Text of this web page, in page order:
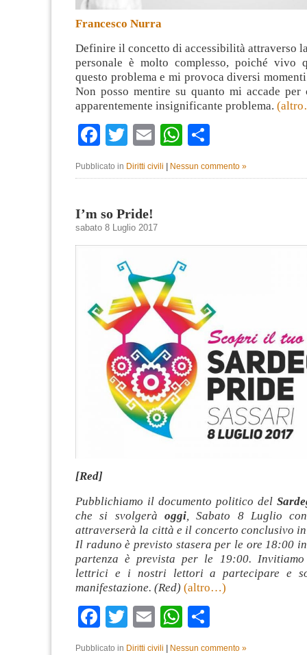
Francesco Nurra
Definire il concetto di accessibilità attraverso
personale è molto complesso, poiché vivo
questo problema e mi provoca diversi
Non posso mentire su quanto mi accade per
apparentemente insignificante problema.
Facebook
TwitterEmailWhatsApp
Pubblicato in Diritti civili Nessun commento »
I’m so Pride!
sabato 8 Luglio 2017
[Red]
Pubblichiamo il documento politico del
che si svolgerà oggi, Sabato 8 Luglio
attraverserà la città e il concerto conclusivo
Il raduno è previsto stasera per le ore 18:00
partenza è prevista per le 19:00.
lettrici e i nostri lettori a partecipare e
manifestazione. (Red) (altro…)
Facebook
TwitterEmailWhatsApp
Pubblicato in Diritti civili | Nessun commento »